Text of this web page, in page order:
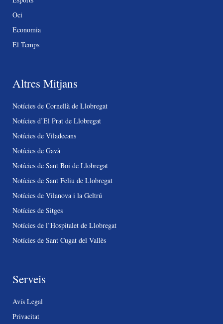
Oci
Economia
El Temps
Altres Mitjans
Notícies de Cornellà de Llobregat
Notícies d’El Prat de Llobregat
Notícies de Viladecans
Notícies de Gavà
Notícies de Sant Boi de Llobregat
Notícies de Sant Feliu de Llobregat
Notícies de Vilanova i la Geltrú
Notícies de Sitges
Notícies de l’Hospitalet de Llobregat
Notícies de Sant Cugat del Vallès
Serveis
Avís Legal
Privacitat